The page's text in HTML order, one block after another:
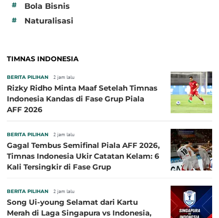
# Bola Bisnis
# Naturalisasi
TIMNAS INDONESIA
BERITA PILIHAN 2 jam lalu
Rizky Ridho Minta Maaf Setelah Timnas
Indonesia Kandas di Fase Grup Piala
AFF 2026
BERITA PILIHAN 2 jam lalu
Gagal Tembus Semifinal Piala AFF 2026,
Timnas Indonesia Ukir Catatan Kelam: 6
Kali Tersingkir di Fase Grup
BERITA PILIHAN 2 jam lalu
Song Ui-young Selamat dari Kartu
Merah di Laga Singapura vs Indonesia,